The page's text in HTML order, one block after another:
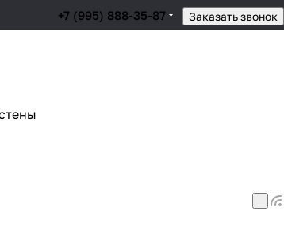
+7 (995) 888-35-87 Заказать звонок